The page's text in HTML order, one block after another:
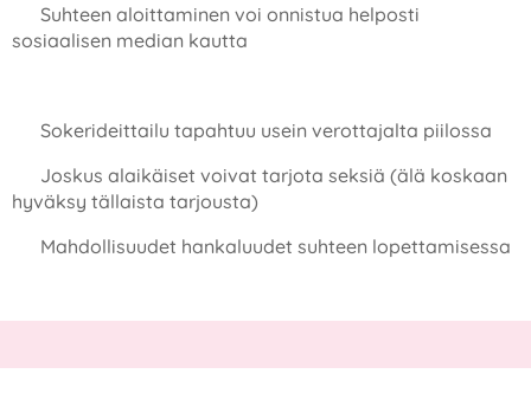
❤️ Suhteen aloittaminen voi onnistua helposti
sosiaalisen median kautta
❄️ Sokerideittailu tapahtuu usein verottajalta piilossa
❄️ Joskus alaikäiset voivat tarjota seksiä (älä koskaan
hyväksy tällaista tarjousta)
❄️ Mahdollisuudet hankaluudet suhteen lopettamisessa